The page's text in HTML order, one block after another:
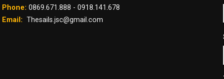
Phone: 0869.671.888 - 0918.141.678
Email: Thesails.jsc@gmail.com